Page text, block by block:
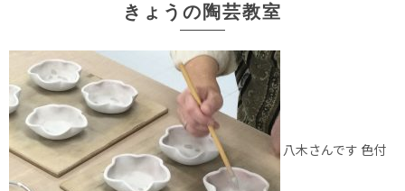
きょうの陶芸教室
八木さんです 色付